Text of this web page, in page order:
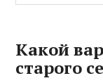
Какой
старого